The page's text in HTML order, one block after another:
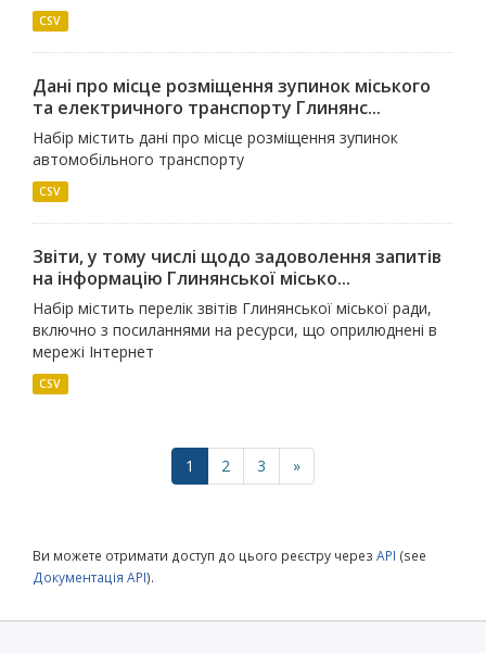
CSV
Дані про місце розміщення зупинок міського
та електричного транспорту Глинянс...
Набір містить дані про місце розміщення зупинок
автомобільного транспорту
CSV
Звіти, у тому числі щодо задоволення запитів
на інформацію Глинянської місько...
Набір містить перелік звітів Глинянської міської ради,
включно з посиланнями на ресурси, що оприлюднені в
мережі Інтернет
CSV
1 2 3 »
Ви можете отримати доступ до цього реєстру через API (see
Документація API).